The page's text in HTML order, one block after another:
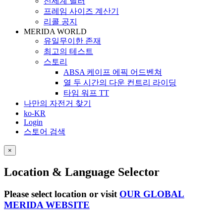
프레임 사이즈 계산기
리콜 공지
MERIDA WORLD
유일무이한 존재
최고의 테스트
스토리
ABSA 케이프 에픽 어드벤쳐
열 두 시간의 다운 컨트리 라이딩
타임 워프 TT
나만의 자전거 찾기
ko-KR
Login
스토어 검색
×
Location & Language Selector
Please select location or visit OUR GLOBAL
MERIDA WEBSITE